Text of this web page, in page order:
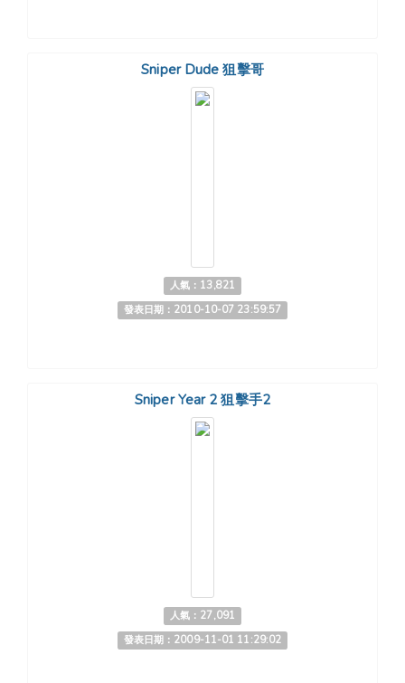
Sniper Dude 狙擊哥
人氣：13,821
發表日期：2010-10-07 23:59:57
Sniper Year 2 狙擊手2
人氣：27,091
發表日期：2009-11-01 11:29:02